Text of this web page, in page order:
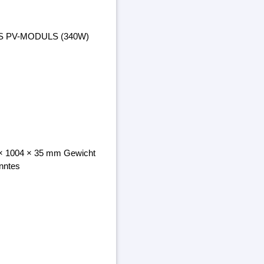
PV-MODULS (340W)
1004 × 35 mm Gewicht